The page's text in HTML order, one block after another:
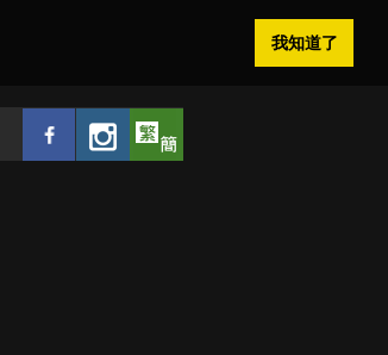
我知道了